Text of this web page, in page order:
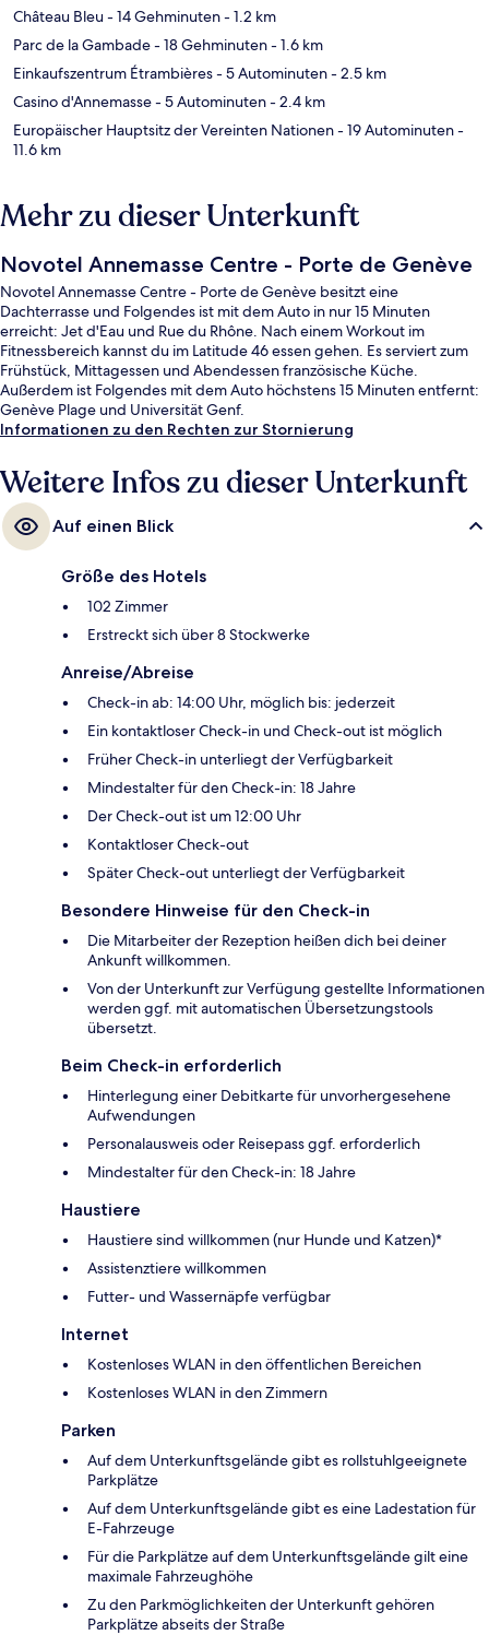
Château Bleu- 14 Gehminuten- 1.2 km
Parc de la Gambade- 18 Gehminuten- 1.6 km
Einkaufszentrum Étrambières- 5 Autominuten- 2.5 km
Casino d'Annemasse- 5 Autominuten- 2.4 km
Europäischer Hauptsitz der Vereinten Nationen- 19 Autominuten-
11.6 km
Mehr zu dieser Unterkunft
Novotel Annemasse Centre - Porte de Genève
Novotel Annemasse Centre - Porte de Genève besitzt eine
Dachterrasse und Folgendes ist mit dem Auto in nur 15 Minuten
erreicht: Jet d'Eau und Rue du Rhône. Nach einem Workout im
Fitnessbereich kannst du im Latitude 46 essen gehen. Es serviert zum
Frühstück, Mittagessen und Abendessen französische Küche.
Außerdem ist Folgendes mit dem Auto höchstens 15 Minuten entfernt:
Genève Plage und Universität Genf.
Informationen zu den Rechten zur Stornierung
Weitere Infos zu dieser Unterkunft
Auf einen Blick
Größe des Hotels
102 Zimmer
Erstreckt sich über 8 Stockwerke
Anreise/Abreise
Check-in ab: 14:00 Uhr, möglich bis: jederzeit
Ein kontaktloser Check-in und Check-out ist möglich
Früher Check-in unterliegt der Verfügbarkeit
Mindestalter für den Check-in: 18 Jahre
Der Check-out ist um 12:00 Uhr
Kontaktloser Check-out
Später Check-out unterliegt der Verfügbarkeit
Besondere Hinweise für den Check-in
Die Mitarbeiter der Rezeption heißen dich bei deiner
Ankunft willkommen.
Von der Unterkunft zur Verfügung gestellte Informationen
werden ggf. mit automatischen Übersetzungstools
übersetzt.
Beim Check-in erforderlich
Hinterlegung einer Debitkarte für unvorhergesehene
Aufwendungen
Personalausweis oder Reisepass ggf. erforderlich
Mindestalter für den Check-in: 18 Jahre
Haustiere
Haustiere sind willkommen (nur Hunde und Katzen)*
Assistenztiere willkommen
Futter- und Wassernäpfe verfügbar
Internet
Kostenloses WLAN in den öffentlichen Bereichen
Kostenloses WLAN in den Zimmern
Parken
Auf dem Unterkunftsgelände gibt es rollstuhlgeeignete
Parkplätze
Auf dem Unterkunftsgelände gibt es eine Ladestation für
E-Fahrzeuge
Für die Parkplätze auf dem Unterkunftsgelände gilt eine
maximale Fahrzeughöhe
Zu den Parkmöglichkeiten der Unterkunft gehören
Parkplätze abseits der Straße